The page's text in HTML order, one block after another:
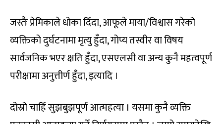
जस्तैः प्रेमिकाले धोका दिँदा, आफूले माया/विश्वास गरेको
व्यक्तिको दुर्घटनामा मृत्यु हुँदा, गोप्य तस्वीर वा विषय
सार्वजनिक भएर क्षति हुँदा, एसएलसी वा अन्य कुनै महत्वपूर्ण
परीक्षामा अनुत्तीर्ण हुँदा, इत्यादि ।
दोस्रो चाहिँ सुझबुझपूर्ण आत्महत्या । यसमा कुनै व्यक्ति